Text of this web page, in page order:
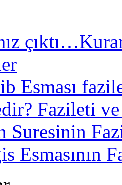
Esması
Fazileti
Suresinin
Esmasının